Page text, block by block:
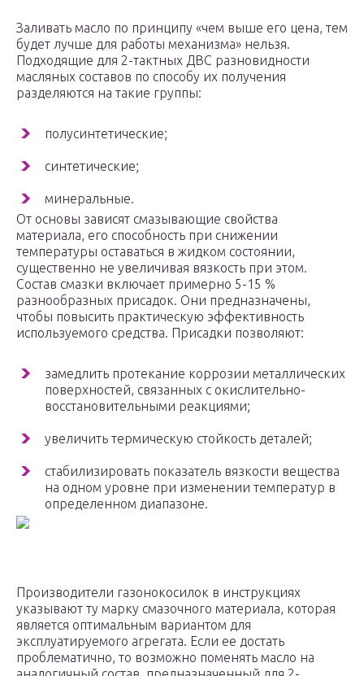
Заливать масло по принципу «чем выше его цена, тем
будет лучше для работы механизма» нельзя.
Подходящие для 2-тактных ДВС разновидности
масляных составов по способу их получения
разделяются на такие группы:
полусинтетические;
синтетические;
минеральные.
От основы зависят смазывающие свойства
материала, его способность при снижении
температуры оставаться в жидком состоянии,
существенно не увеличивая вязкость при этом.
Состав смазки включает примерно 5-15 %
разнообразных присадок. Они предназначены,
чтобы повысить практическую эффективность
используемого средства. Присадки позволяют:
замедлить протекание коррозии металлических
поверхностей, связанных с окислительно-
восстановительными реакциями;
увеличить термическую стойкость деталей;
стабилизировать показатель вязкости вещества
на одном уровне при изменении температур в
определенном диапазоне.
Производители газонокосилок в инструкциях
указывают ту марку смазочного материала, которая
является оптимальным вариантом для
эксплуатируемого агрегата. Если ее достать
проблематично, то возможно поменять масло на